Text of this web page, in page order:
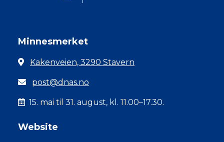
Minnesmerket
Kakenveien, 3290 Stavern
post@dnas.no
15. mai til 31. august, kl. 11.00–17.30.
Website